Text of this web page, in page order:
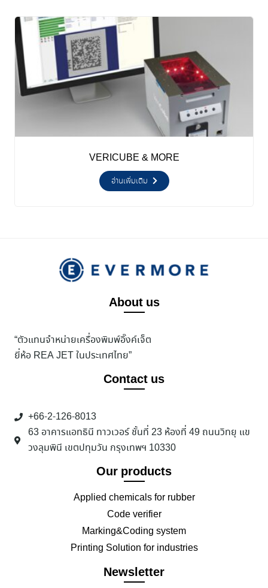
VERICUBE & MORE
อ่านเพิ่มเติม
About us
“ตัวแทนจำหน่ายเครื่องพิมพ์อิ๊งค์เจ็ต
ยี่ห้อ REA JET ในประเทศไทย”
Contact us
+66-2-126-8013
63 อาคารแอทธินี ทาวเวอร์ ชั้นที่ 23 ห้องที่ 49 ถนนวิทยุ แข
วงลุมพินี เขตปทุมวัน กรุงเทพฯ 10330
Our products
Applied chemicals for rubber
Code verifier
Marking&Coding system
Printing Solution for industries
Newsletter